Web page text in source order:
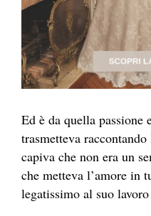
Ed è da quella passione
trasmetteva
capiva che non era un
che metteva l’amore in
legatissimo al suo